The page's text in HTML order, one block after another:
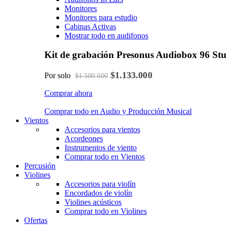
Monitores
Monitores para estudio
Cabinas Activas
Mostrar todo en audifonos
Kit de grabación Presonus Audiobox 96
Por solo $1.500.000 $1.133.000
Comprar ahora
Comprar todo en Audio y Producción Musical
Vientos
Accesorios para vientos
Acordeones
Instrumentos de viento
Comprar todo en Vientos
Percusión
Violines
Accesorios para violín
Encordados de violín
Violines acústicos
Comprar todo en Violines
Ofertas